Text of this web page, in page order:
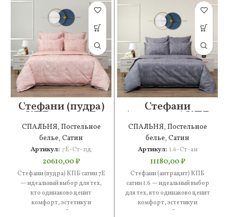
Стефани (пудра)
КПБ сатин 7Е
СПАЛЬНЯ, Постельное
белье, Сатин
Артикул: 7Е-Ст-пд
20610,00₽
Стефани (пудра) КПБ сатин 7Е
— идеальный выбор для тех,
кто одинаково ценит
комфорт, эстетику и
практичность. В составе —
Стефани
(антрацит) КПБ
сатин 1.6
СПАЛЬНЯ, Постельное
белье, Сатин
Артикул: 1.6-Ст-ан
11180,00₽
Стефани (антрацит) КПБ
сатин 1.6 — идеальный выбор
для тех, кто одинаково ценит
комфорт, эстетику и
практичность. В составе —